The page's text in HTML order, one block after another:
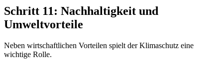
Schritt 11: Nachhaltigkeit und
Umweltvorteile
Neben wirtschaftlichen Vorteilen spielt der Klimaschutz eine
wichtige Rolle.